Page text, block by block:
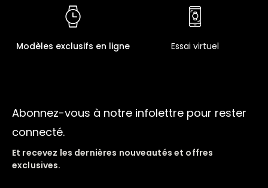
Modèles exclusifs en ligne Essai virtuel
Abonnez-vous à notre infolettre pour rester
connecté.
Et recevez les dernières nouveautés et offres
exclusives.